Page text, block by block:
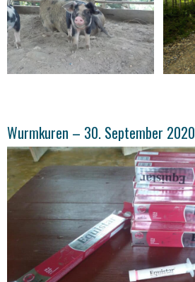
Wurmkuren – 30. September 2020